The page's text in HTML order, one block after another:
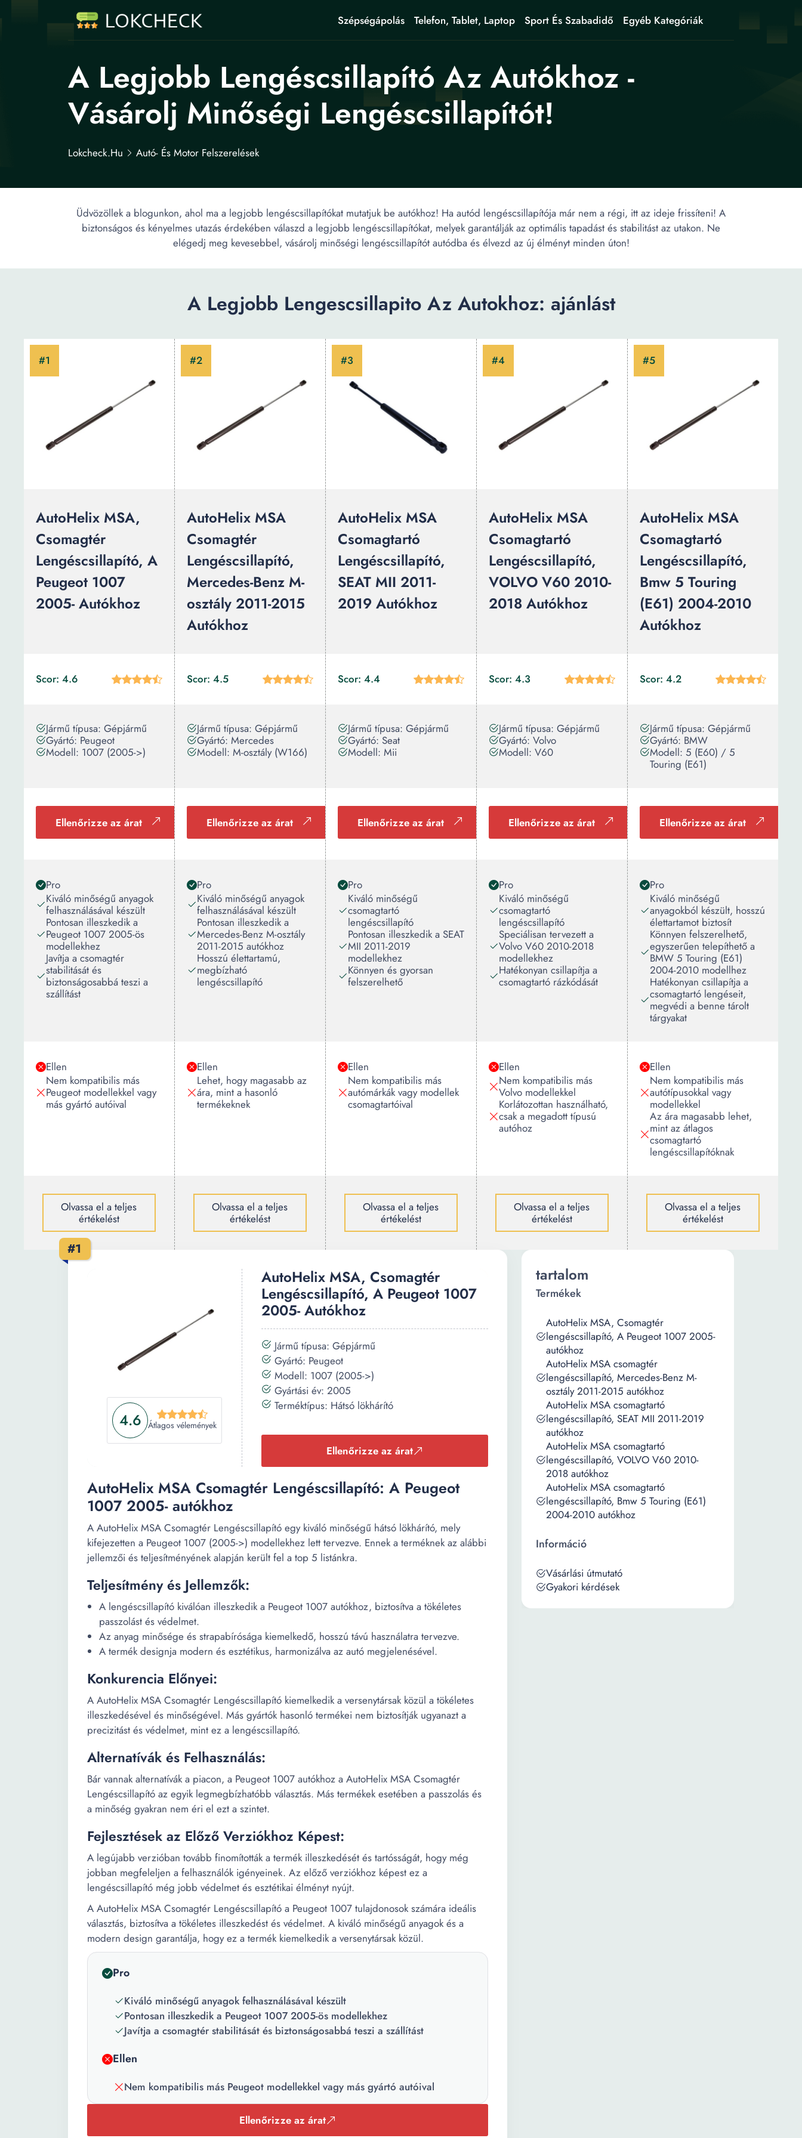
Szépségápolás Telefon, Tablet, Laptop Sport És Szabadidő Egyéb Kategóriák
A Legjobb Lengéscsillapító Az Autókhoz -
Vásárolj Minőségi Lengéscsillapítót!
Lokcheck.hu Autó- És Motor Felszerelések
Üdvözöllek a blogunkon, ahol ma a legjobb lengéscsillapítókat mutatjuk be autókhoz! Ha autód lengéscsillapítója már nem a régi, itt az ideje frissíteni! A
biztonságos és kényelmes utazás érdekében válaszd a legjobb lengéscsillapítókat, melyek garantálják az optimális tapadást és stabilitást az utakon. Ne
elégedj meg kevesebbel, vásárolj minőségi lengéscsillapítót autódba és élvezd az új élményt minden úton!
A Legjobb Lengescsillapito Az Autokhoz: ajánlást
AutoHelix MSA,
Csomagtér
Lengéscsillapító, A
Peugeot 1007
2005- Autókhoz
Scor: 4.6
Jármű típusa: Gépjármű
Gyártó: Peugeot
Modell: 1007 (2005->)
Ellenőrizze az árat
Pro
Kiváló minőségű anyagok
felhasználásával készült
Pontosan illeszkedik a
Peugeot 1007 2005-ös
modellekhez
Javítja a csomagtér
stabilitását és
biztonságosabbá teszi a
szállítást
Ellen
Nem kompatibilis más
Peugeot modellekkel vagy
más gyártó autóival
Olvassa el a teljes
értékelést
AutoHelix MSA
Csomagtér
Lengéscsillapító,
Mercedes-Benz M-
osztály 2011-2015
Autókhoz
Scor: 4.5
Jármű típusa: Gépjármű
Gyártó: Mercedes
Modell: M-osztály (W166)
Ellenőrizze az árat
Pro
Kiváló minőségű anyagok
felhasználásával készült
Pontosan illeszkedik a
Mercedes-Benz M-osztály
2011-2015 autókhoz
Hosszú élettartamú,
megbízható
lengéscsillapító
Ellen
Lehet, hogy magasabb az
ára, mint a hasonló
termékeknek
Olvassa el a teljes
értékelést
AutoHelix MSA
Csomagtartó
Lengéscsillapító,
SEAT MII 2011-
2019 Autókhoz
Scor: 4.4
Jármű típusa: Gépjármű
Gyártó: Seat
Modell: Mii
Ellenőrizze az árat
Pro
Kiváló minőségű
csomagtartó
lengéscsillapító
Pontosan illeszkedik a SEAT
MII 2011-2019
modellekhez
Könnyen és gyorsan
felszerelhető
Ellen
Nem kompatibilis más
autómárkák vagy modellek
csomagtartóival
Olvassa el a teljes
értékelést
AutoHelix MSA
Csomagtartó
Lengéscsillapító,
VOLVO V60 2010-
2018 Autókhoz
Scor: 4.3
Jármű típusa: Gépjármű
Gyártó: Volvo
Modell: V60
Ellenőrizze az árat
Pro
Kiváló minőségű
csomagtartó
lengéscsillapító
Speciálisan tervezett a
Volvo V60 2010-2018
modellekhez
Hatékonyan csillapítja a
csomagtartó rázkódását
Ellen
Nem kompatibilis más
Volvo modellekkel
Korlátozottan használható,
csak a megadott típusú
autóhoz
Olvassa el a teljes
értékelést
AutoHelix MSA
Csomagtartó
Lengéscsillapító,
Bmw 5 Touring
(E61) 2004-2010
Autókhoz
Scor: 4.2
Jármű típusa: Gépjármű
Gyártó: BMW
Modell: 5 (E60) / 5
Touring (E61)
Ellenőrizze az árat
Pro
Kiváló minőségű
anyagokból készült, hosszú
élettartamot biztosít
Könnyen felszerelhető,
egyszerűen telepíthető a
BMW 5 Touring (E61)
2004-2010 modellhez
Hatékonyan csillapítja a
csomagtartó lengéseit,
megvédi a benne tárolt
tárgyakat
Ellen
Nem kompatibilis más
autótípusokkal vagy
modellekkel
Az ára magasabb lehet,
mint az átlagos
csomagtartó
lengéscsillapítóknak
Olvassa el a teljes
értékelést
#1
4.6 Átlagos vélemények
AutoHelix MSA, Csomagtér
Lengéscsillapító, A Peugeot 1007
2005- Autókhoz
Jármű típusa: Gépjármű
Gyártó: Peugeot
Modell: 1007 (2005->)
Gyártási év: 2005
Terméktípus: Hátsó lökhárító
Ellenőrizze az árat
AutoHelix MSA Csomagtér Lengéscsillapító: A Peugeot
1007 2005- autókhoz
A AutoHelix MSA Csomagtér Lengéscsillapító egy kiváló minőségű hátsó lökhárító, mely
kifejezetten a Peugeot 1007 (2005->) modellekhez lett tervezve. Ennek a terméknek az alábbi
jellemzői és teljesítményének alapján került fel a top 5 listánkra.
Teljesítmény és Jellemzők:
A lengéscsillapító kiválóan illeszkedik a Peugeot 1007 autókhoz, biztosítva a tökéletes
passzolást és védelmet.
Az anyag minősége és strapabírósága kiemelkedő, hosszú távú használatra tervezve.
A termék designja modern és esztétikus, harmonizálva az autó megjelenésével.
Konkurencia Előnyei:
A AutoHelix MSA Csomagtér Lengéscsillapító kiemelkedik a versenytársak közül a tökéletes
illeszkedésével és minőségével. Más gyártók hasonló termékei nem biztosítják ugyanazt a
precizitást és védelmet, mint ez a lengéscsillapító.
Alternatívák és Felhasználás:
Bár vannak alternatívák a piacon, a Peugeot 1007 autókhoz a AutoHelix MSA Csomagtér
Lengéscsillapító az egyik legmegbízhatóbb választás. Más termékek esetében a passzolás és
a minőség gyakran nem éri el ezt a szintet.
Fejlesztések az Előző Verziókhoz Képest:
A legújabb verzióban tovább finomították a termék illeszkedését és tartósságát, hogy még
jobban megfeleljen a felhasználók igényeinek. Az előző verziókhoz képest ez a
lengéscsillapító még jobb védelmet és esztétikai élményt nyújt.
A AutoHelix MSA Csomagtér Lengéscsillapító a Peugeot 1007 tulajdonosok számára ideális
választás, biztosítva a tökéletes illeszkedést és védelmet. A kiváló minőségű anyagok és a
modern design garantálja, hogy ez a termék kiemelkedik a versenytársak közül.
Pro
Kiváló minőségű anyagok felhasználásával készült
Pontosan illeszkedik a Peugeot 1007 2005-ös modellekhez
Javítja a csomagtér stabilitását és biztonságosabbá teszi a szállítást
Ellen
Nem kompatibilis más Peugeot modellekkel vagy más gyártó autóival
Ellenőrizze az árat
tartalom
Termékek
AutoHelix MSA, Csomagtér
lengéscsillapító, A Peugeot 1007 2005-
autókhoz
AutoHelix MSA csomagtér
lengéscsillapító, Mercedes-Benz M-
osztály 2011-2015 autókhoz
AutoHelix MSA csomagtartó
lengéscsillapító, SEAT MII 2011-2019
autókhoz
AutoHelix MSA csomagtartó
lengéscsillapító, VOLVO V60 2010-
2018 autókhoz
AutoHelix MSA csomagtartó
lengéscsillapító, Bmw 5 Touring (E61)
2004-2010 autókhoz
Információ
Vásárlási útmutató
Gyakori kérdések